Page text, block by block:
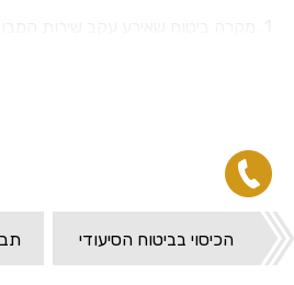
הכיסוי בביטוח הסיעודי
3.
מקרה ביטוח שאירע עקב שימוש
למעט אם השימוש בסמים נעשה על פי
גמילה.
4.
מקרה ביטוח שאירע עקב מצב רפואי
תקנות הפיקוח על עסקי ביטוח (תנאים